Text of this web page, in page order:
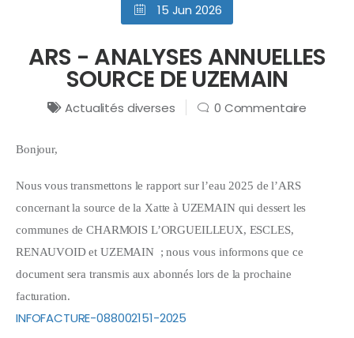
15 Jun 2026
ARS - ANALYSES ANNUELLES
SOURCE DE UZEMAIN
Actualités diverses 0 Commentaire
Bonjour,
Nous vous transmettons le rapport sur l’eau 2025 de l’ARS
concernant la source de la Xatte à UZEMAIN qui dessert les
communes de CHARMOIS L’ORGUEILLEUX, ESCLES,
RENAUVOID et UZEMAIN ; nous vous informons que ce
document sera transmis aux abonnés lors de la prochaine
facturation.
INFOFACTURE-088002151-2025